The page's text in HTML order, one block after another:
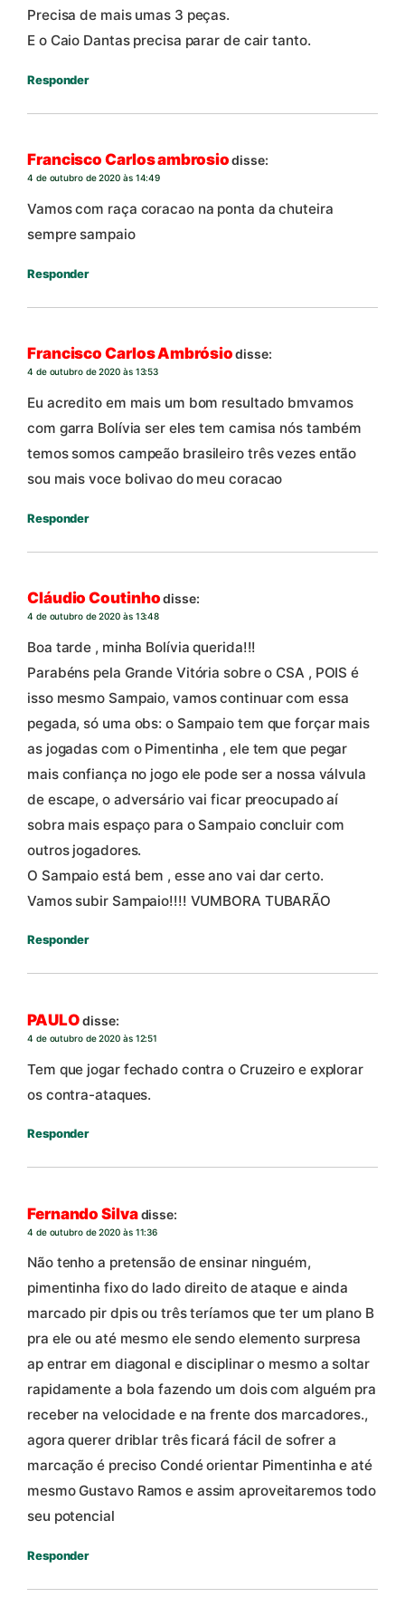
Precisa de mais umas 3 peças.
E o Caio Dantas precisa parar de cair tanto.
Responder
Francisco Carlos ambrosio disse:
4 de outubro de 2020 às 14:49
Vamos com raça coracao na ponta da chuteira
sempre sampaio
Responder
Francisco Carlos Ambrósio disse:
4 de outubro de 2020 às 13:53
Eu acredito em mais um bom resultado bmvamos
com garra Bolívia ser eles tem camisa nós também
temos somos campeão brasileiro três vezes então
sou mais voce bolivao do meu coracao
Responder
Cláudio Coutinhodisse:
4 de outubro de 2020 às 13:48
Boa tarde , minha Bolívia querida!!!
Parabéns pela Grande Vitória sobre o CSA , POIS é
isso mesmo Sampaio, vamos continuar com essa
pegada, só uma obs: o Sampaio tem que forçar mais
as jogadas com o Pimentinha , ele tem que pegar
mais confiança no jogo ele pode ser a nossa válvula
de escape, o adversário vai ficar preocupado aí
sobra mais espaço para o Sampaio concluir com
outros jogadores.
O Sampaio está bem , esse ano vai dar certo.
Vamos subir Sampaio!!!! VUMBORA TUBARÃO
Responder
PAULO disse:
4 de outubro de 2020 às 12:51
Tem que jogar fechado contra o Cruzeiro e explorar
os contra-ataques.
Responder
Fernando Silvadisse:
4 de outubro de 2020 às 11:36
Não tenho a pretensão de ensinar ninguém,
pimentinha fixo do lado direito de ataque e ainda
marcado pir dpis ou três teríamos que ter um plano B
pra ele ou até mesmo ele sendo elemento surpresa
ap entrar em diagonal e disciplinar o mesmo a soltar
rapidamente a bola fazendo um dois com alguém pra
receber na velocidade e na frente dos marcadores.,
agora querer driblar três ficará fácil de sofrer a
marcação é preciso Condé orientar Pimentinha e até
mesmo Gustavo Ramos e assim aproveitaremos todo
seu potencial
Responder